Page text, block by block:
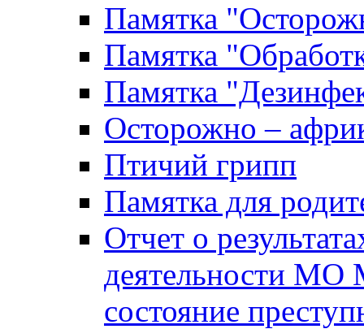
Памятка
Памятка
Памятка
Осторожно –
Птичий грипп
Памятка для
Отчет о
деятельности МО
состояние